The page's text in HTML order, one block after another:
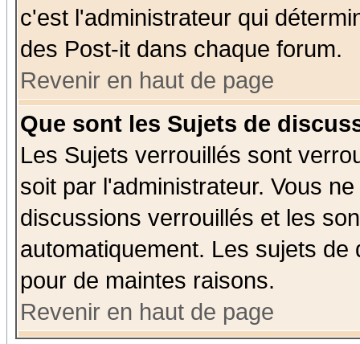
c'est l'administrateur qui
des Post-it dans chaque forum.
Revenir en haut de page
Que sont les Sujets de
Les Sujets verrouillés sont
soit par l'administrateur. Vous
discussions verrouillés et les
automatiquement. Les sujets
pour de maintes raisons.
Revenir en haut de page